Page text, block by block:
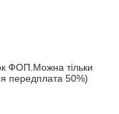
ФОП.Можна тільки
передплата 50%)